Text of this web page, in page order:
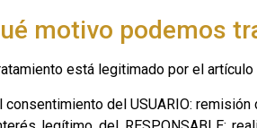
motivo podemos
está legitimado por el
consentimiento del USUARIO: